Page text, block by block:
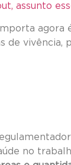
assunto
agora
de vivência,
no